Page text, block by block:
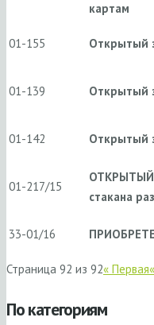
картам
01-155 Открытый
01-139 Открытый
01-142 Открытый
01-217/15
ОТКРЫТЫЙ
стакана
33-01/16
Страница 92 из 92« Первая«
По категориям